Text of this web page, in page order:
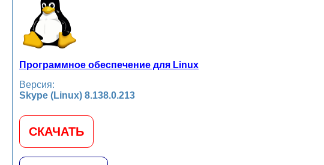
Программное обеспечение для Linux
Версия:
Skype (Linux) 8.138.0.213
СКАЧАТЬ